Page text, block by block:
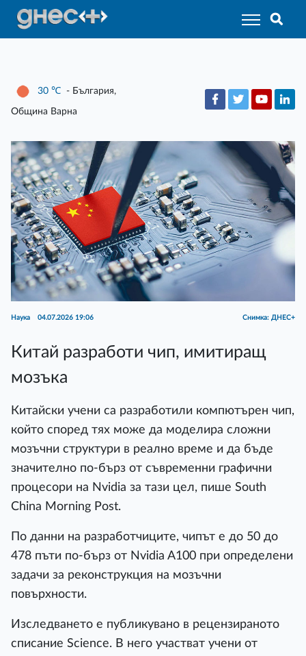
30 ℃ - България,
Община Варна
Наука 04.07.2026 19:06 Снимка: ДНЕС+
Китай разработи чип, имитиращ
мозъка
Китайски учени са разработили компютърен чип,
който според тях може да моделира сложни
мозъчни структури в реално време и да бъде
значително по-бърз от съвременни графични
процесори на Nvidia за тази цел, пише South
China Morning Post.
По данни на разработчиците, чипът е до 50 до
478 пъти по-бърз от Nvidia A100 при определени
задачи за реконструкция на мозъчни
повърхности.
Изследването е публикувано в рецензираното
списание Science. В него участват учени от